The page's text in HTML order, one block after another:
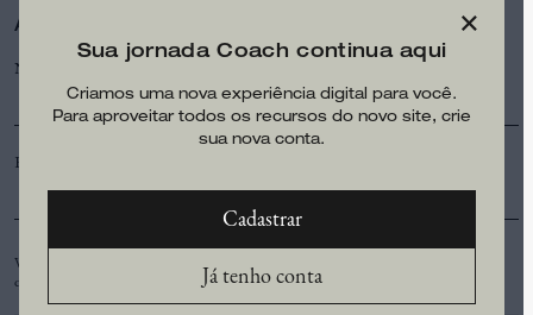
×
Sua jornada Coach continua aqui
Criamos uma nova experiência digital para você.
Para aproveitar todos os recursos do novo site, crie
sua nova conta.
Cadastrar
Já tenho conta
ASSINE A NOSSA NEWSLETTER
Nome*
E-mail*
Você está se inscrevendo para receber e-mails da Coach. Você pode retirar seu e-mail a
qualquer momento. Leia nossa
Política de Privacidadeou